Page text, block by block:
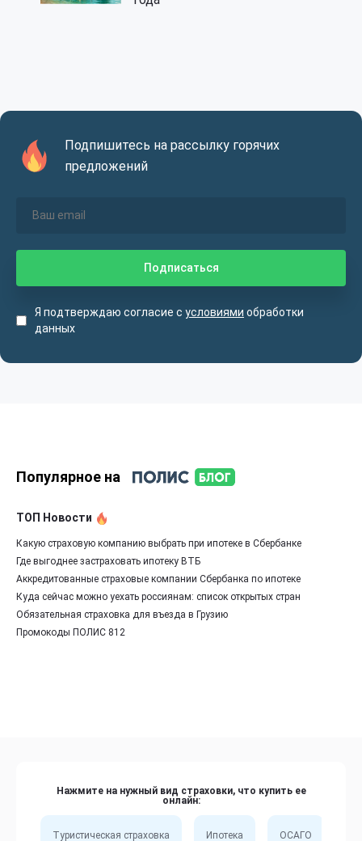
Подпишитесь на рассылку горячих
предложений
Я подтверждаю согласие с условиями обработки
данных
Популярное на
ТОП Новости
Какую страховую компанию выбрать при ипотеке в Сбербанке
Где выгоднее застраховать ипотеку ВТБ
Аккредитованные страховые компании Сбербанка по ипотеке
Куда сейчас можно уехать россиянам: список открытых стран
Обязательная страховка для въезда в Грузию
Промокоды ПОЛИС 812
Нажмите на нужный вид страховки, что купить ее
онлайн:
Туристическая страховка Ипотека ОСАГО